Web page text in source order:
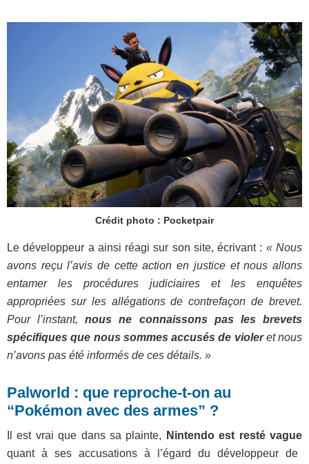
Crédit photo : Pocketpair
Le développeur a ainsi réagi sur son site, écrivant : « Nous
avons reçu l’avis de cette action en justice et nous allons
entamer les procédures judiciaires et les enquêtes
appropriées sur les allégations de contrefaçon de brevet.
Pour l’instant,nous ne connaissons pas les brevets
spécifiques que nous sommes accusés de violeret nous
n’avons pas été informés de ces détails. »
Palworld : que reproche-t-on au
“Pokémon avec des armes” ?
Il est vrai que dans sa plainte,
Nintendo est resté vague
quant à ses accusations à l’égard du développeur de